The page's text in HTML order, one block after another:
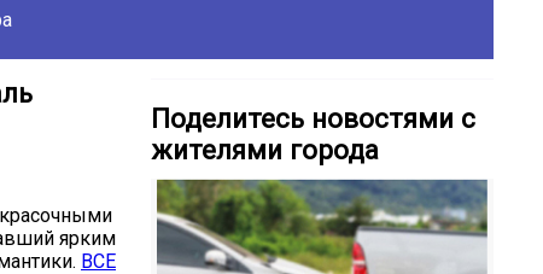
ярким
ВСЕ
Поделитесь новостями с
жителями города